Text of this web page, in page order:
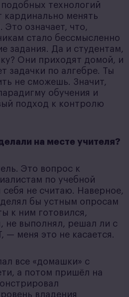
технологий
кардинально менять
Это означает, что,
стало бессмысленно
задания. Да и студентам,
Они приходят домой, и
задачки по алгебре. Ты
не сможешь. Значит,
обучения и
подход к контролю
на месте учителя?
Это вопрос к
по учебной
себя не считаю. Наверное,
бы устным опросам
к ним готовился,
не выполнял, решал ли с
— меня это не касается.
все «домашки» с
а потом пришёл на
владения